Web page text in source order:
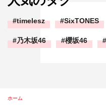
timelesz SixTONES
乃木坂46 櫻坂46
ホーム